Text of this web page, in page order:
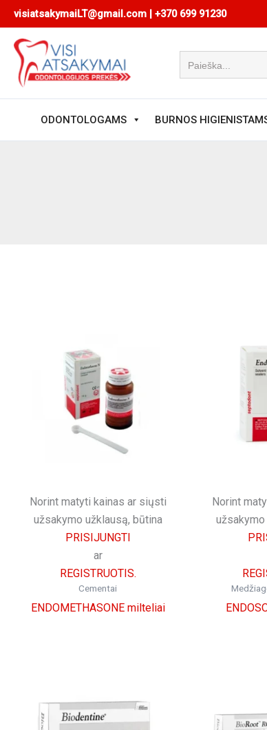
Pereiti
prie
turinio
visiatsakymaiLT@gmail.com | +370 699 91230
ODONTOLOGAMS BURNOS
Norint matyti kainas ar siųsti
užsakymo užklausą, būtina
PRISIJUNGTI
ar
REGISTRUOTIS.
Cementai
ENDOMETHASONE milteliai
Norint